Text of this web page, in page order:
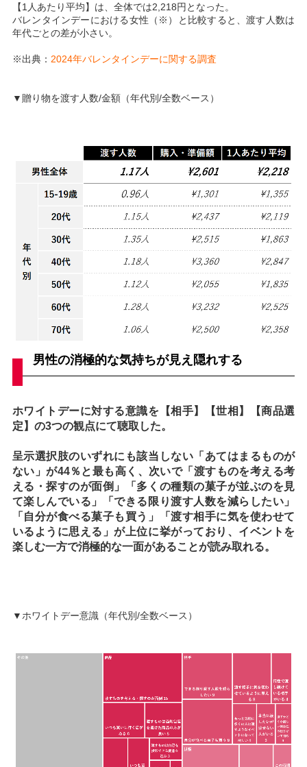
【1人あたり平均】は、全体では2,218円となった。
バレンタインデーにおける女性（※）と比較すると、渡す人数は
年代ごとの差が小さい。
※出典： 2024年バレンタインデーに関する調査
▼贈り物を渡す人数/金額（年代別/全数ベース）
男性の消極的な気持ちが見え隠れする
ホワイトデーに対する意識を【相手】【世相】【商品選
定】の3つの観点にて聴取した。
呈示選択肢のいずれにも該当しない「あてはまるものが
ない」が44％と最も高く、次いで「渡すものを考える考
える・探すのが面倒」「多くの種類の菓子が並ぶのを見
て楽しんでいる」「できる限り渡す人数を減らしたい」
「自分が食べる菓子も買う」「渡す相手に気を使わせて
いるように思える」が上位に挙がっており、イベントを
楽しむ一方で消極的な一面があることが読み取れる。
▼ホワイトデー意識（年代別/全数ベース）